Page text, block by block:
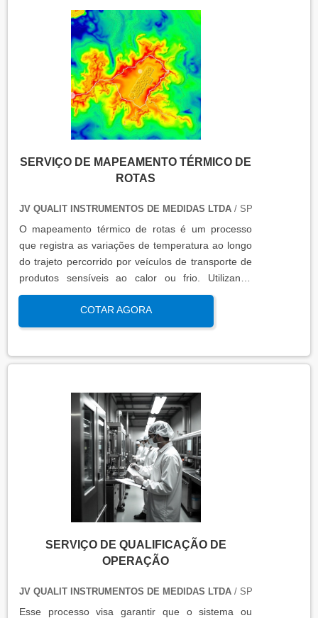
qualificação térmica é apresentado em um relatório
técnico que contém informações como gráficos,
certificados de calibração e a conclusão das
condições funcionais.
SERVIÇO DE MAPEAMENTO TÉRMICO DE
ROTAS
JV QUALIT INSTRUMENTOS DE MEDIDAS LTDA/ SP
O mapeamento térmico de rotas é um processo
que registra as variações de temperatura ao longo
do trajeto percorrido por veículos de transporte de
produtos sensíveis ao calor ou frio. Utilizando
sensores calibrados e registradores de dados, essa
análise garante que os padrões térmicos estejam
dentro das faixas exigidas por normas regulatórias,
transportado.
COTAR AGORA
SERVIÇO DE QUALIFICAÇÃO DE
OPERAÇÃO
JV QUALIT INSTRUMENTOS DE MEDIDAS LTDA/ SP
Esse processo visa garantir que o sistema ou